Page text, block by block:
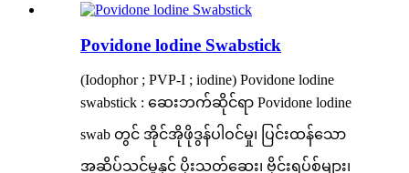
Povidone lodine Swabstick
(Iodophor ; PVP-I ; iodine) Povidone lodine
swabstick : ဆေးဘက်ဆိုင်ရာ Povidone lodine
swab တွင် အိုင်အိုဖိုဒွန်ပါဝင်မှု၊ ပြင်းထန်သော
အဆိပ်သင့်မှုနှင့် ပိုးသတ်ဆေး၊ ဗိုင်းရပ်စ်များ၊